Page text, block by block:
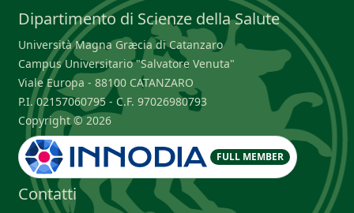
Dipartimento di Scienze della Salute
Università Magna Græcia di Catanzaro
Campus Universitario "Salvatore Venuta"
Viale Europa - 88100 CATANZARO
P.I. 02157060795 - C.F. 97026980793
Copyright © 2026
FULL MEMBER
Contatti